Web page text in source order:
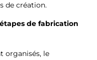
de création.
de fabrication
organisés, le